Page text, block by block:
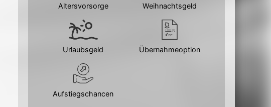
Altersvorsorge
Weihnachtsgeld
Urlaubsgeld Übernahmeoption
Aufstiegschancen